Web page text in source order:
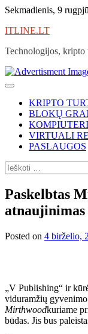
Skip
content
Sekmadienis, 9
ITLINE.LT
Technologijos, kripto
KRIPTO
BLOKŲ
VIRTUALI
PASLAUGOS
Ieškoti:
Paskelbtas
atnaujinimas
Posted on 4 birželio,
„V Publishing“ ir
viduramžių
Mirthwoodkuriame
būdas. Jis bus